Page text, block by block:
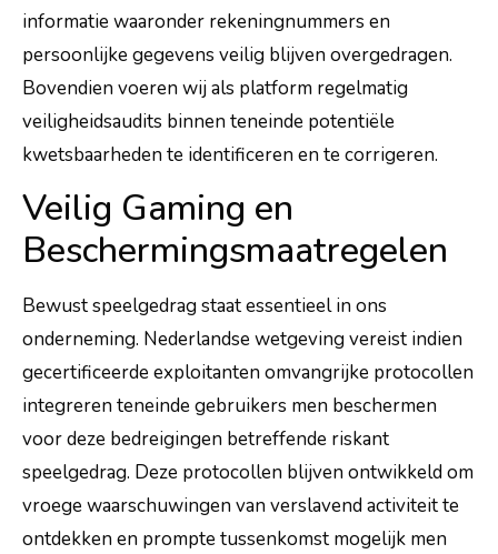
informatie waaronder rekeningnummers en
persoonlijke gegevens veilig blijven overgedragen.
Bovendien voeren wij als platform regelmatig
veiligheidsaudits binnen teneinde potentiële
kwetsbaarheden te identificeren en te corrigeren.
Veilig Gaming en
Beschermingsmaatregelen
Bewust speelgedrag staat essentieel in ons
onderneming. Nederlandse wetgeving vereist indien
gecertificeerde exploitanten omvangrijke protocollen
integreren teneinde gebruikers men beschermen
voor deze bedreigingen betreffende riskant
speelgedrag. Deze protocollen blijven ontwikkeld om
vroege waarschuwingen van verslavend activiteit te
ontdekken en prompte tussenkomst mogelijk men